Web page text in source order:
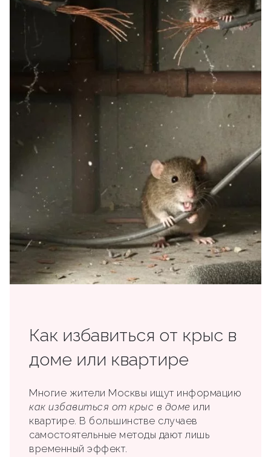
Как избавиться от крыс в
доме или квартире
Многие жители Москвы ищут информацию
как избавиться от крыс в доме или
квартире. В большинстве случаев
самостоятельные методы дают лишь
временный эффект.